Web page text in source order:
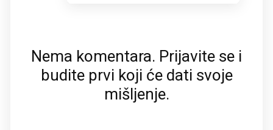
Nema komentara. Prijavite se i
budite prvi koji će dati svoje
mišljenje.